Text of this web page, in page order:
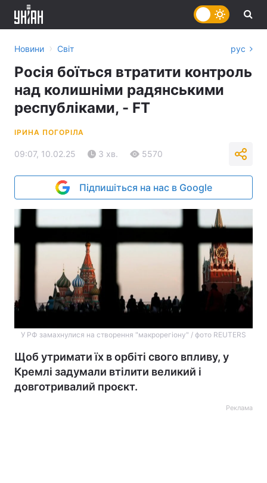
Новини › Світ рус
Росія боїться втратити контроль
над колишніми радянськими
республіками, - FT
ІРИНА ПОГОРІЛА
09:07, 10.02.25 3 хв. 5570
Підпишіться на нас в Google
У РФ замахнулися на створення "макрорегіону" / фото REUTERS
Щоб утримати їх в орбіті свого впливу, у
Кремлі задумали втілити великий і
довготривалий проєкт.
Реклама